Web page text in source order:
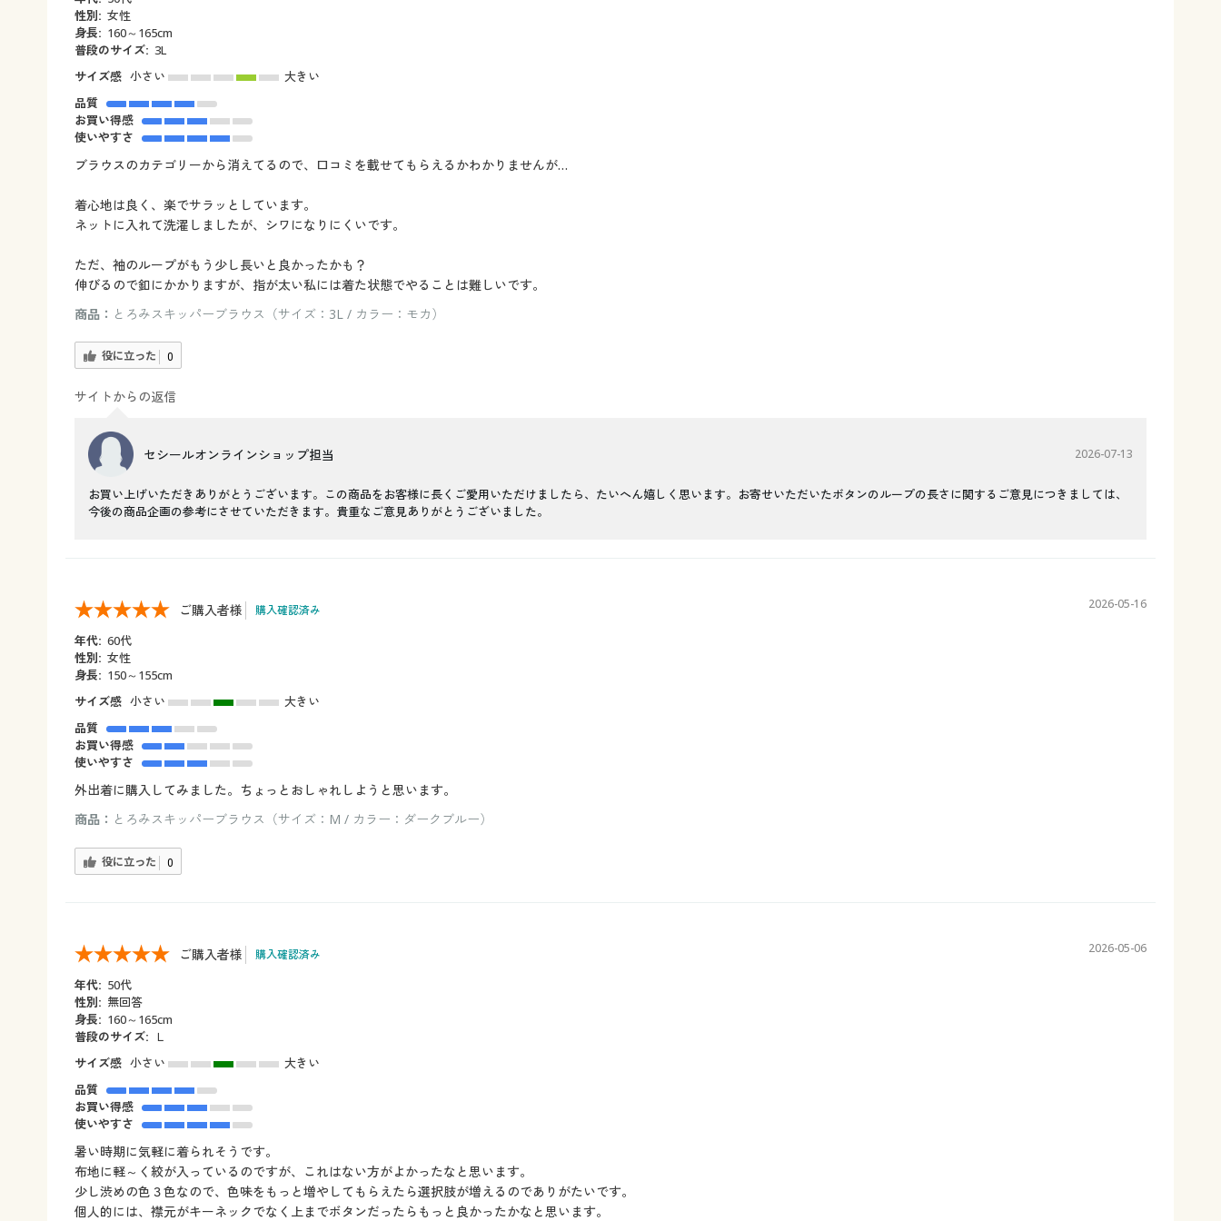
性別: 女性
身長: 160～165cm
普段のサイズ: 3L
サイズ感 小さい
大きい
品質
お買い得感
使いやすさ
ブラウスのカテゴリーから消えてるので、口コミを載せてもらえるかわかりませんが…
着心地は良く、楽でサラッとしています。
ネットに入れて洗濯しましたが、シワになりにくいです。
ただ、袖のループがもう少し長いと良かったかも？
伸びるので釦にかかりますが、指が太い私には着た状態でやることは難しいです。
商品： とろみスキッパーブラウス（サイズ：3L / カラー：モカ）
役に立った 0
サイトからの返信
セシールオンラインショップ担当 2026-07-13
お買い上げいただきありがとうございます。この商品をお客様に長くご愛用いただけましたら、たいへん嬉しく思います。お寄せいただいたボタンのループの長さに関するご意見につきましては、
今後の商品企画の参考にさせていただきます。貴重なご意見ありがとうございました。
ご購入者様 購入確認済み 2026-05-16
年代: 60代
性別: 女性
身長: 150～155cm
サイズ感 小さい
大きい
品質
お買い得感
使いやすさ
外出着に購入してみました。ちょっとおしゃれしようと思います。
商品： とろみスキッパーブラウス（サイズ：M / カラー：ダークブルー）
役に立った 0
ご購入者様 購入確認済み 2026-05-06
年代: 50代
性別: 無回答
身長: 160～165cm
普段のサイズ: Ｌ
サイズ感 小さい
大きい
品質
お買い得感
使いやすさ
暑い時期に気軽に着られそうです。
布地に軽～く絞が入っているのですが、これはない方がよかったなと思います。
少し渋めの色３色なので、色味をもっと増やしてもらえたら選択肢が増えるのでありがたいです。
個人的には、襟元がキーネックでなく上までボタンだったらもっと良かったかなと思います。